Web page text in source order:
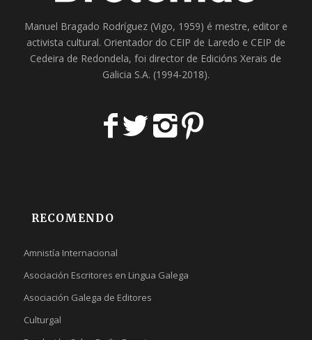
Manuel Bragado Rodríguez (Vigo, 1959) é mestre, editor e
activista cultural. Orientador do CEIP de Laredo e CEIP de
Cedeira de Redondela, foi director de Edicións Xerais de
Galicia S.A. (1994-2018).
RECOMENDO
Amnistía Internacional
Asociación Escritores en Lingua Galega
Asociación Galega de Editores
Culturgal